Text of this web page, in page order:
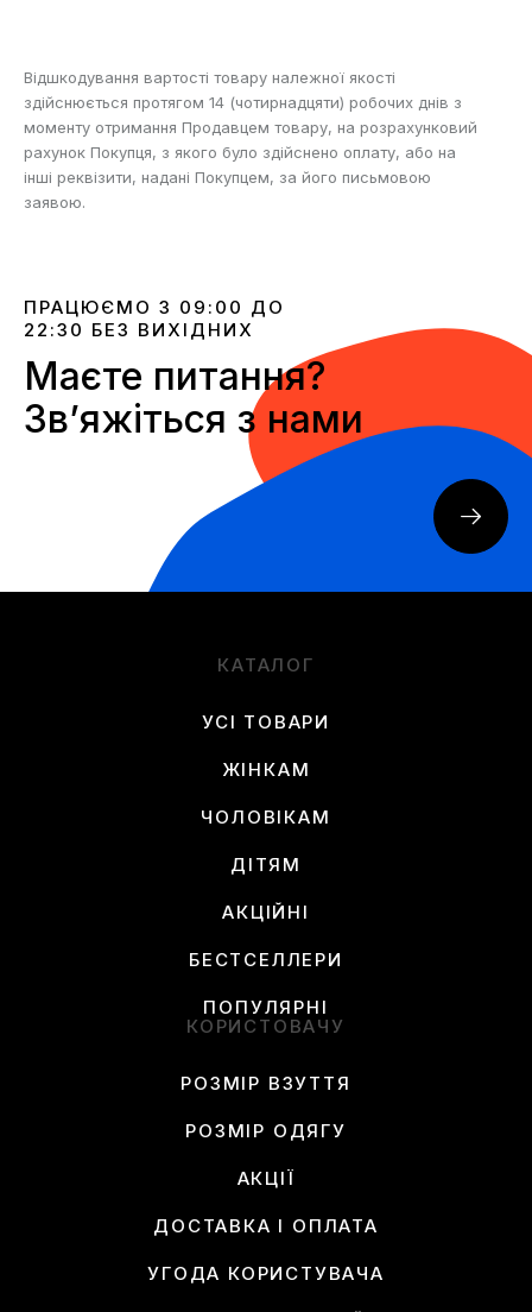
Відшкодування вартості товару належної якості
здійснюється протягом 14 (чотирнадцяти) робочих днів з
моменту отримання Продавцем товару, на розрахунковий
рахунок Покупця, з якого було здійснено оплату, або на
інші реквізити, надані Покупцем, за його письмовою
заявою.
ПРАЦЮЄМО З 09:00 ДО
22:30 БЕЗ ВИХІДНИХ
Маєте питання?
Звʼяжіться з нами
КАТАЛОГ
УСІ ТОВАРИ
ЖІНКАМ
ЧОЛОВІКАМ
ДІТЯМ
АКЦІЙНІ
БЕСТСЕЛЛЕРИ
ПОПУЛЯРНІ
КОРИСТОВАЧУ
РОЗМІР ВЗУТТЯ
РОЗМІР ОДЯГУ
АКЦІЇ
ДОСТАВКА І ОПЛАТА
УГОДА КОРИСТУВАЧА